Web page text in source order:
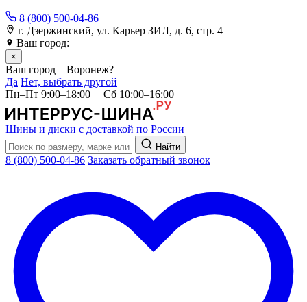
8 (800) 500-04-86
г. Дзержинский, ул. Карьер ЗИЛ, д. 6, стр. 4
Ваш город:
×
Ваш город – Воронеж?
Да Нет, выбрать другой
Пн–Пт 9:00–18:00 | Сб 10:00–16:00
Шины и диски с доставкой по России
Найти
8 (800) 500-04-86 Заказать обратный звонок